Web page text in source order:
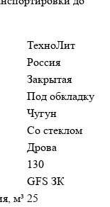
ТехноЛит
Россия
Закрытая
Под обкладку
Чугун
Со стеклом
Дрова
130
GFS ЗК
м³ 25